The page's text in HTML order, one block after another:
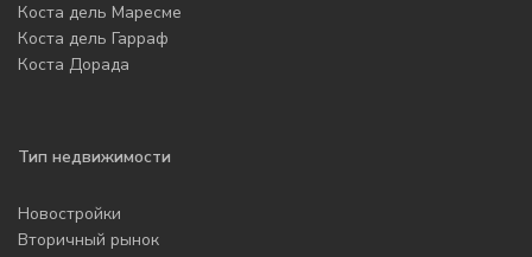
Коста дель Маресме
Коста дель Гарраф
Коста Дорада
Тип недвижимости
Новостройки
Вторичный рынок